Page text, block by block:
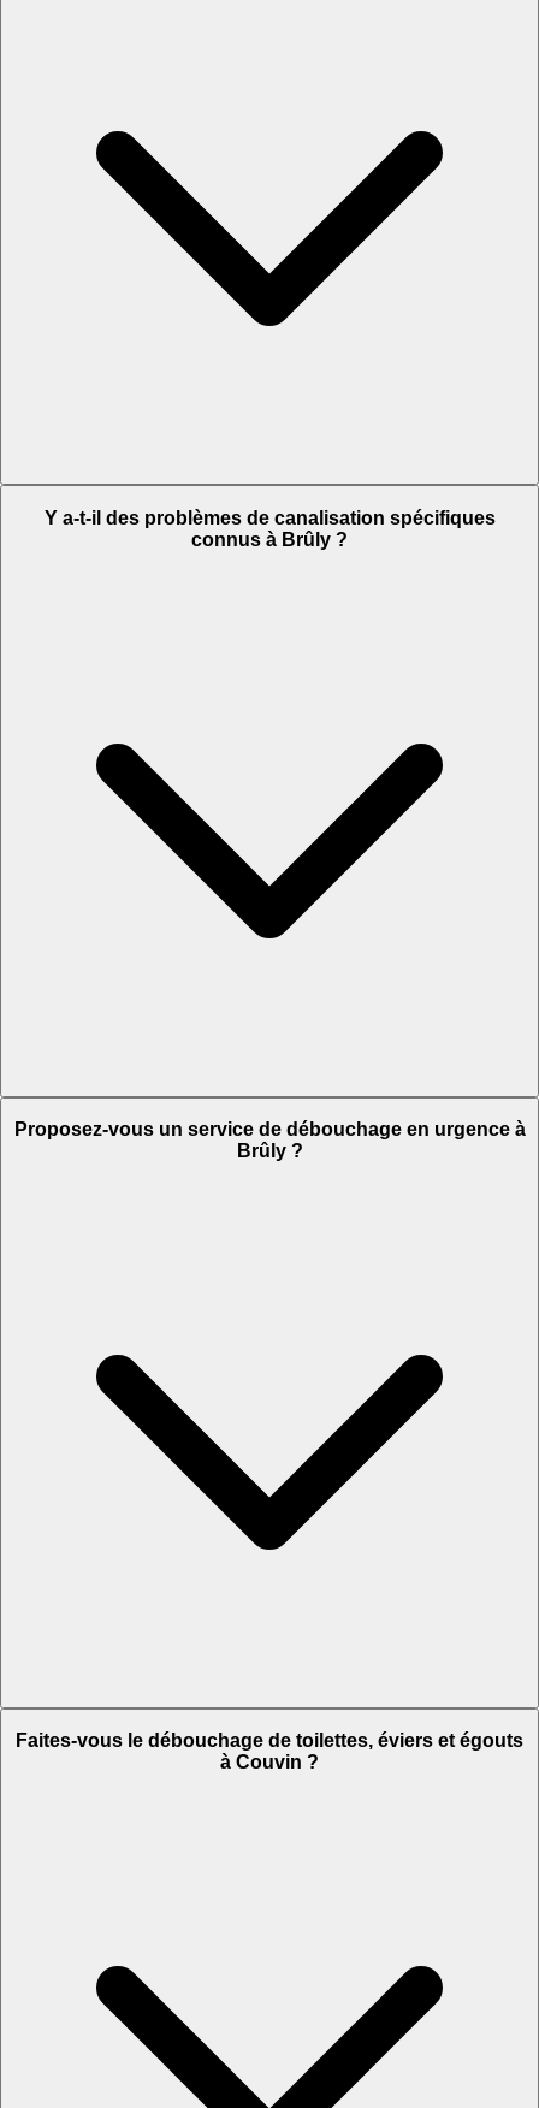
Y a-t-il des problèmes de canalisation spécifiques
connus à Brûly ?
Proposez-vous un service de débouchage en urgence à
Brûly ?
Faites-vous le débouchage de toilettes, éviers et égouts
à Couvin ?